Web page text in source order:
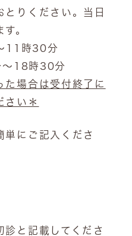
とりください。当日
。
11時30分
～18時30分
た場合は受付終了に
さい＊
単にご記入くださ
診と記載してくださ